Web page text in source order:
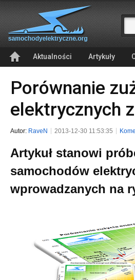
Aktualności Artykuły
Porównanie
elektrycznych
Autor: RaveN 2013-12-30 11:53:35
Artykuł stanowi
samochodów
wprowadzanych na